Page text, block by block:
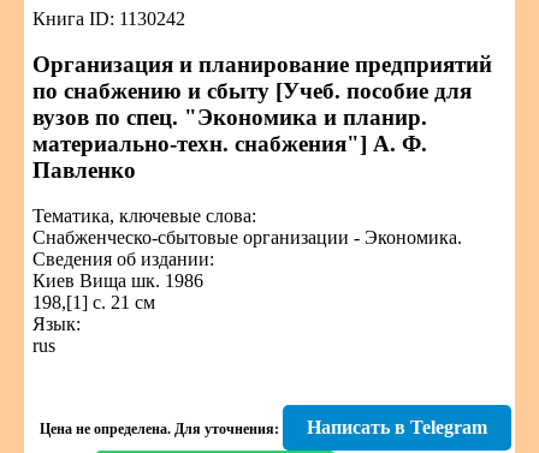
Книга ID: 1130242
Организация и планирование предприятий
по снабжению и сбыту [Учеб. пособие для
вузов по спец. "Экономика и планир.
материально-техн. снабжения"] А. Ф.
Павленко
Тематика, ключевые слова:
Снабженческо-сбытовые организации - Экономика.
Сведения об издании:
Киев Вища шк. 1986
198,[1] с. 21 см
Язык:
rus
Цена не определена. Для уточнения: Написать в Telegram